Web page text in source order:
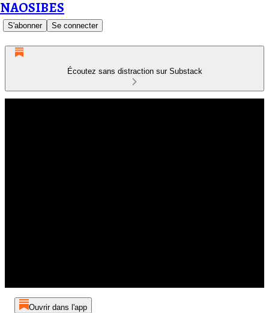
NAOSIBES
S'abonner Se connecter
Écoutez sans distraction sur Substack
Ouvrir dans l'app